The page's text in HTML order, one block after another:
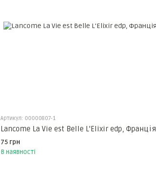
Артикул: 00000807-1
Lancome La Vie est Belle L'Elixir edp, Франція
75 грн
В наявності